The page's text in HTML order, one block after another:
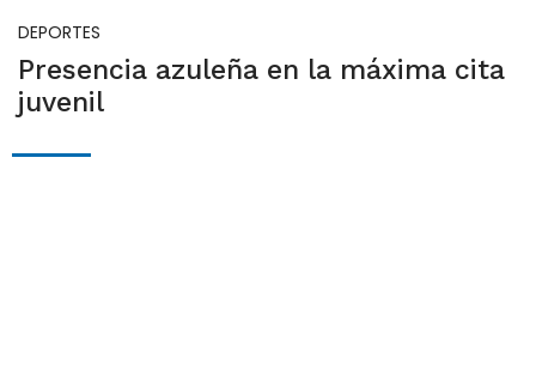
DEPORTES
Presencia azuleña en la máxima cita
juvenil